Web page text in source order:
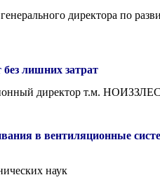
генерального директора по
лишних затрат
директор т.м.
в вентиляционные
наук